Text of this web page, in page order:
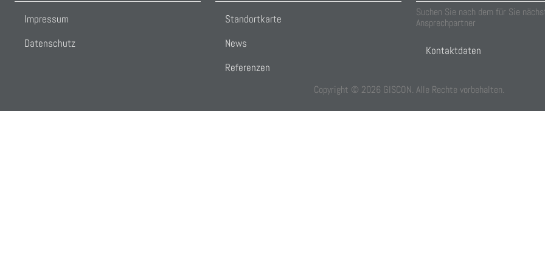
Impressum
Datenschutz
Standortkarte
News
Referenzen
Suchen Sie nach dem für Sie
Ansprechpartner
Kontaktdaten
Copyright © 2026 GISCON. Alle Rechte vorbehalten.